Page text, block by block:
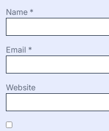
Name *
Email *
Website